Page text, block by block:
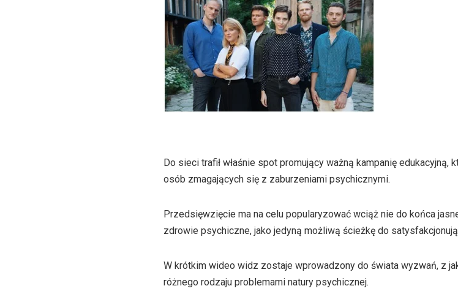
Do sieci trafił właśnie spot promujący ważną kampanię
osób zmagających się z zaburzeniami psychicznymi.
Przedsięwzięcie ma na celu popularyzować wciąż nie do końca
zdrowie psychiczne, jako jedyną możliwą ścieżkę do
W krótkim wideo widz zostaje wprowadzony do świata wyzwań, z
różnego rodzaju problemami natury psychicznej.